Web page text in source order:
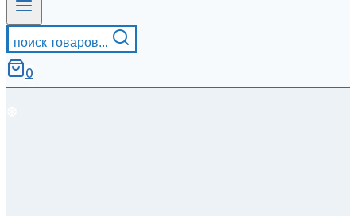
поиск товаров...
0